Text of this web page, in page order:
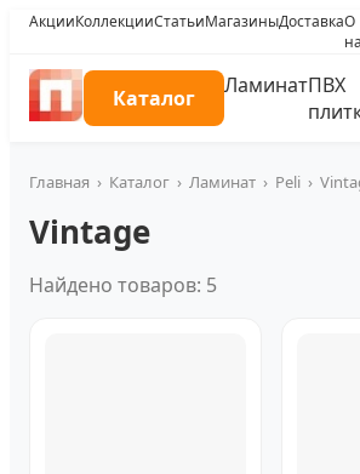
АкцииКоллекцииСтатьиМагазиныДоставкаО
Каталог ЛаминатПВХ
Главная › Каталог › Ламинат › Peli ›
Vintage
Найдено товаров: 5